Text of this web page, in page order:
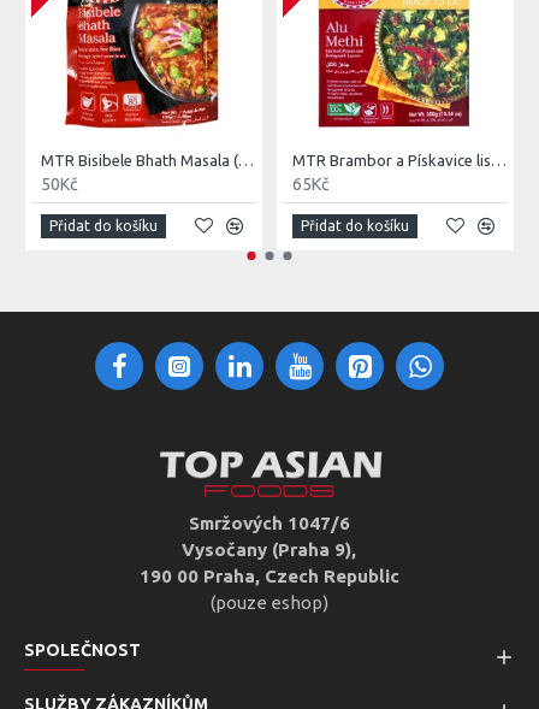
MTR Bisibele Bhath Masala (Směs koření pro Rýže) 100G
50Kč
Přidat do košíku
MTR Brambor a Pískavice listové Hotové jídlo 300G
65Kč
Přidat do košíku
Smržových 1047/6
Vysočany (Praha 9),
190 00 Praha, Czech Republic
(pouze eshop)
SPOLEČNOST
SLUŽBY ZÁKAZNÍKŮM